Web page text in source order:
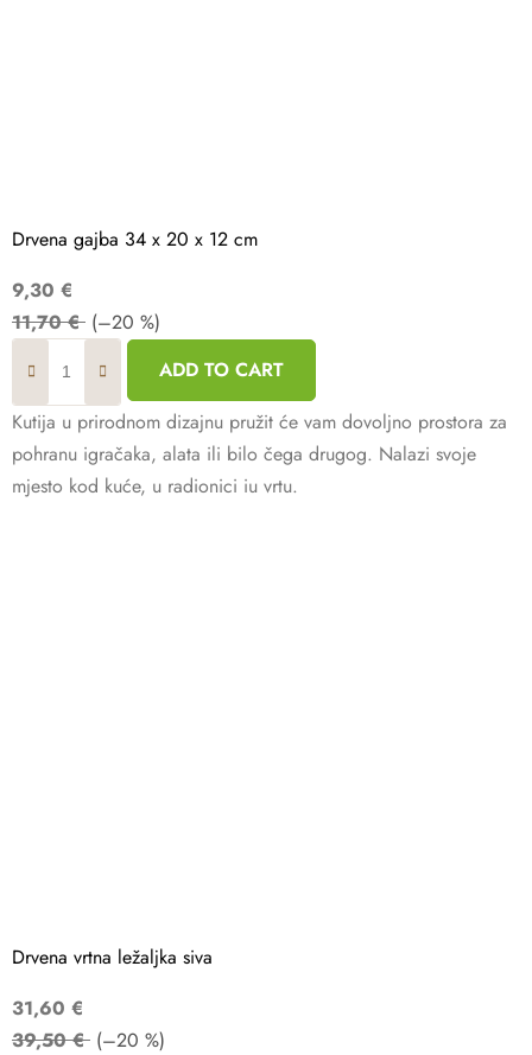
Drvena gajba 34 x 20 x 12 cm
9,30 €
11,70 € (–20 %)
ADD TO CART
Kutija u prirodnom dizajnu pružit će vam dovoljno prostora za
pohranu igračaka, alata ili bilo čega drugog. Nalazi svoje
mjesto kod kuće, u radionici iu vrtu.
Drvena vrtna ležaljka siva
31,60 €
39,50 € (–20 %)